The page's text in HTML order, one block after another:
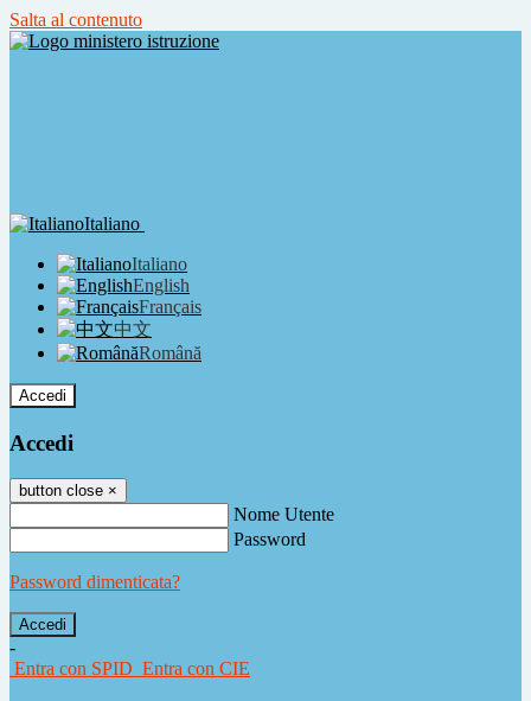
Salta al contenuto
Italiano
Italiano
English
Français
中文
Română
Accedi
Accedi
button close ×
Nome Utente
Password
Password dimenticata?
-
Entra con SPID Entra con CIE